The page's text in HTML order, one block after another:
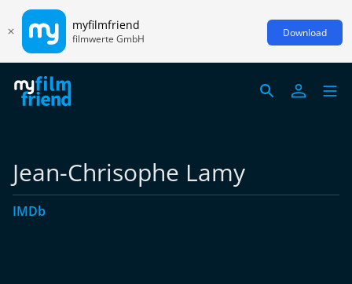
myfilmfriend
filmwerte GmbH Download
Jean-Chrisophe Lamy
IMDb